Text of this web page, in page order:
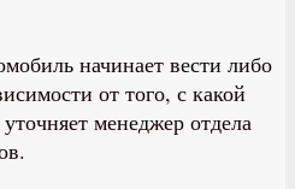
начинает вести либо
от того, с какой
менеджер отдела